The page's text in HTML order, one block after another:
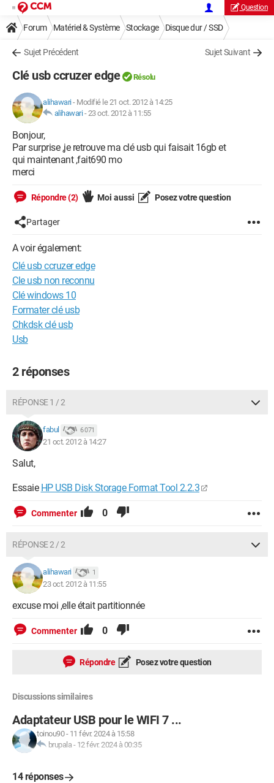
Question
Forum Matériel & Système Stockage Disque dur / SSD
Sujet Précédent Sujet Suivant
Clé usb ccruzer edge Résolu
alihawari- Modifié le 21 oct. 2012 à 14:25
alihawari-23 oct. 2012 à 11:55
Bonjour,
Par surprise ,je retrouve ma clé usb qui faisait 16gb et
qui maintenant ,fait690 mo
merci
Répondre (2) Moi aussi Posez votre question
Partager
A voir également:
Clé usb ccruzer edge
Cle usb non reconnu
Clé windows 10
Formater clé usb
Chkdsk clé usb
Usb
2 réponses
RÉPONSE 1 / 2
fabul 6 071
21 oct. 2012 à 14:27
Salut,
Essaie HP USB Disk Storage Format Tool 2.2.3
Commenter 0
RÉPONSE 2 / 2
alihawari 1
23 oct. 2012 à 11:55
excuse moi ,elle était partitionnée
Commenter 0
Répondre Posez votre question
Discussions similaires
Adaptateur USB pour le WIFI 7 ...
toinou90- 11 févr. 2024 à 15:58
brupala - 12 févr. 2024 à 00:35
14 réponses